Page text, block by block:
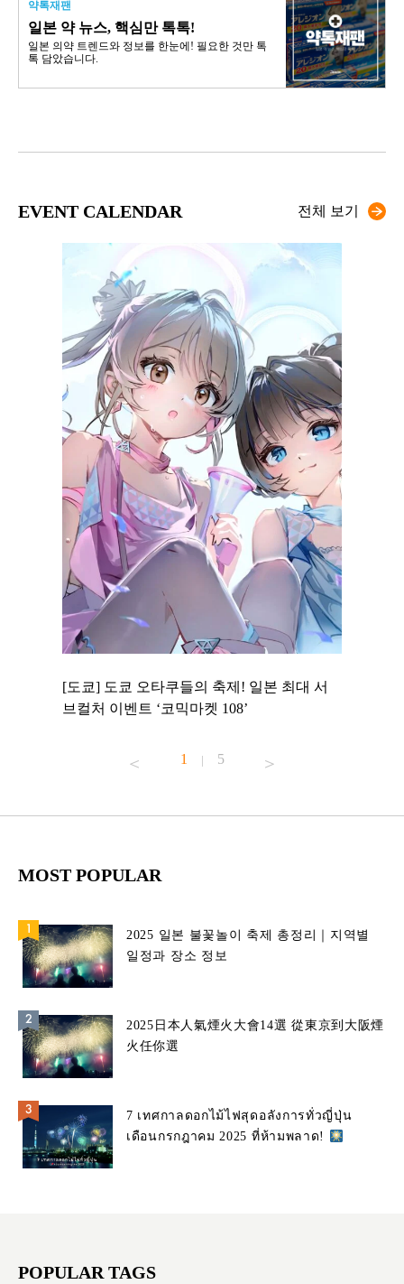
약톡재팬
일본 약 뉴스, 핵심만 톡톡!
일본 의약 트렌드와 정보를 한눈에! 필요한 것만 톡
톡 담았습니다.
EVENT CALENDAR 전체 보기
[도쿄] 도쿄 오타쿠들의 축제! 일본 최대 서
브컬처 이벤트 ‘코믹마켓 108’
1 | 5
MOST POPULAR
2025 일본 불꽃놀이 축제 총정리｜지역별
일정과 장소 정보
2025日本人氣煙火大會14選 從東京到大阪煙
火任你選
7 เทศกาลดอกไม้ไฟสุดอลังการทั่วญี่ปุ่น
เดือนกรกฎาคม 2025 ที่ห้ามพลาด!
POPULAR TAGS